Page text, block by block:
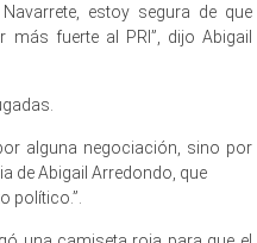
estoy segura de que
más fuerte al PRI”, dijo Abigail
alguna negociación, sino por
de Abigail Arredondo, que
político.”.